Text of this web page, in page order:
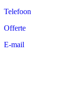
Telefoon
Offerte
E-mail